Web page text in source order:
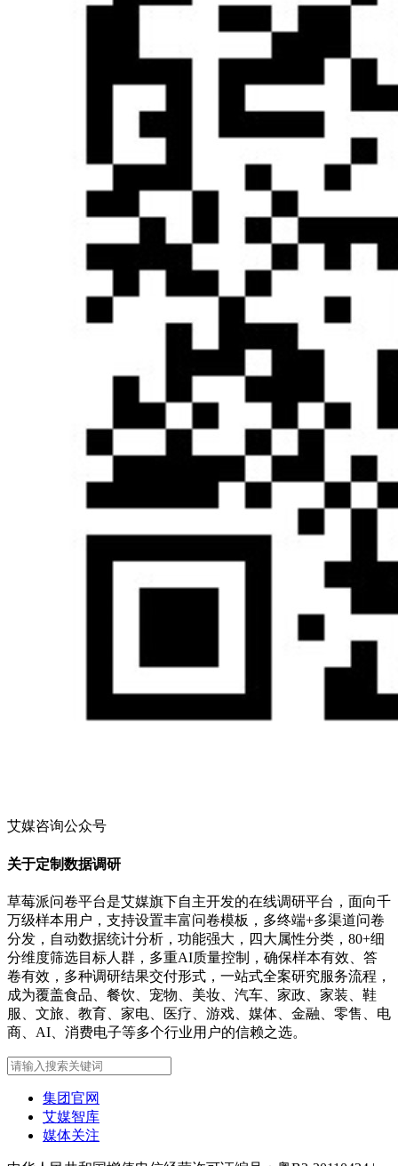
艾媒咨询公众号
关于定制数据调研
草莓派问卷平台是艾媒旗下自主开发的在线调研平台，面向千
万级样本用户，支持设置丰富问卷模板，多终端+多渠道问卷
分发，自动数据统计分析，功能强大，四大属性分类，80+细
分维度筛选目标人群，多重AI质量控制，确保样本有效、答
卷有效，多种调研结果交付形式，一站式全案研究服务流程，
成为覆盖食品、餐饮、宠物、美妆、汽车、家政、家装、鞋
服、文旅、教育、家电、医疗、游戏、媒体、金融、零售、电
商、AI、消费电子等多个行业用户的信赖之选。
集团官网
艾媒智库
媒体关注